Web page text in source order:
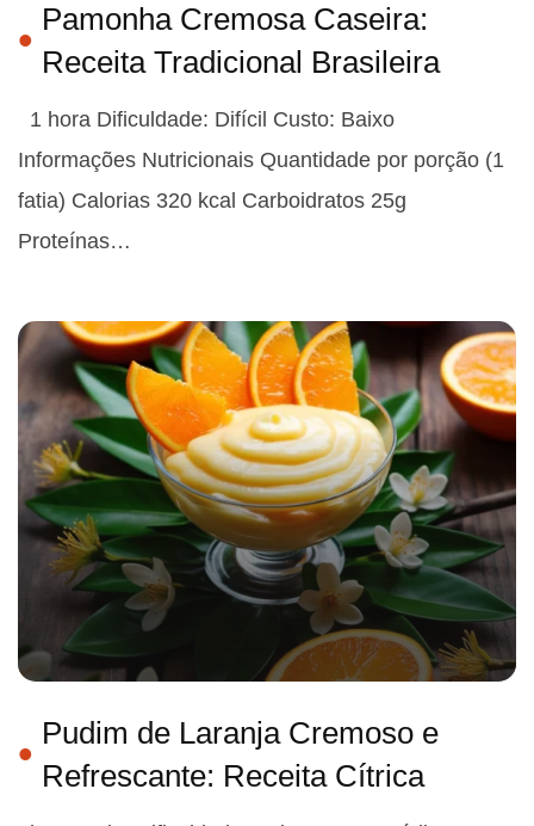
Pamonha Cremosa Caseira:
Receita Tradicional Brasileira
1 hora Dificuldade: Difícil Custo: Baixo
Informações Nutricionais Quantidade por porção (1
fatia) Calorias 320 kcal Carboidratos 25g
Proteínas…
Pudim de Laranja Cremoso e
Refrescante: Receita Cítrica